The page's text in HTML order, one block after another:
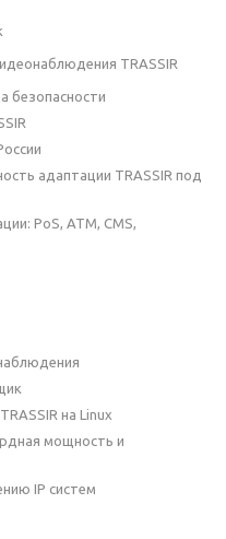
TRASSIR
безопасности
адаптации TRASSIR под
PoS, ATM, CMS,
на Linux
мощность и
IP систем